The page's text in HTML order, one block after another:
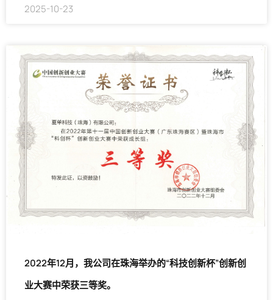
2025-10-23
2022年12月，我公司在珠海举办的“科技创新杯”创新创
业大赛中荣获三等奖。